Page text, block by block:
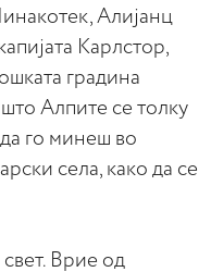
Алијанц
Карлстор,
градина
Алпите се толку
го минеш во
села, како да се
Врие од